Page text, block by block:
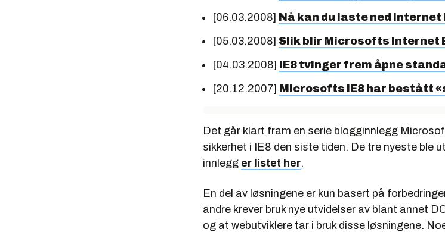
[06.03.2008] Nå kan du laste ned
[05.03.2008] Slik blir Microsofts Internet
[04.03.2008]
IE8 tvinger frem åpne
[20.12.2007] Microsofts IE8 har bestått
Det går klart fram en serie blogginnlegg
sikkerhet i IE8 den siste tiden. De tre nyeste ble
innlegg er listet her.
En del av løsningene er kun basert på
andre krever bruk nye utvidelser av blant annet
og at webutviklere tar i bruk disse løsningene.